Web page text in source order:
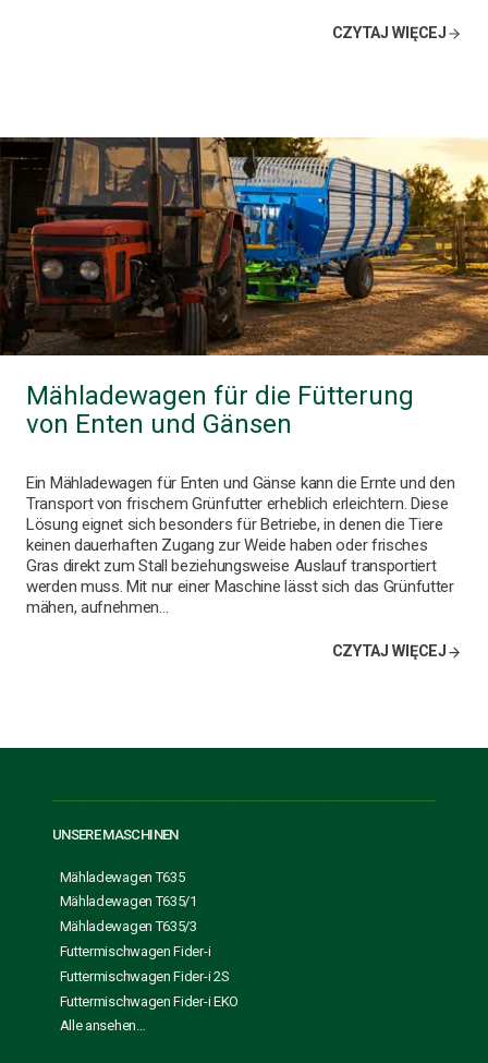
CZYTAJ WIĘCEJ
Mähladewagen für die Fütterung
von Enten und Gänsen
Ein Mähladewagen für Enten und Gänse kann die Ernte und den
Transport von frischem Grünfutter erheblich erleichtern. Diese
Lösung eignet sich besonders für Betriebe, in denen die Tiere
keinen dauerhaften Zugang zur Weide haben oder frisches
Gras direkt zum Stall beziehungsweise Auslauf transportiert
werden muss. Mit nur einer Maschine lässt sich das Grünfutter
mähen, aufnehmen…
CZYTAJ WIĘCEJ
UNSERE MASCHINEN
Mähladewagen T635
Mähladewagen T635/1
Mähladewagen T635/3
Futtermischwagen Fider-i
Futtermischwagen Fider-i 2S
Futtermischwagen Fider-i EKO
Alle ansehen…